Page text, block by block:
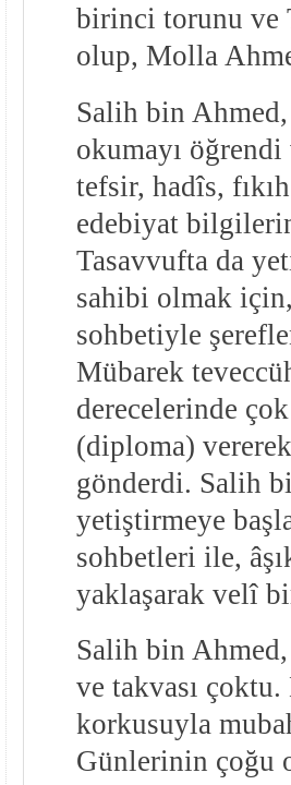
birinci torunu ve
olup, Molla
Salih bin
okumayı
tefsir, hadîs,
edebiyat
Tasavvufta da
sahibi olmak
sohbetiyle
Mübarek
derecelerinde
(diploma)
gönderdi. Salih
yetiştirmeye
sohbetleri ile,
yaklaşarak velî
Salih bin
ve takvası
korkusuyla
Günlerinin çoğu